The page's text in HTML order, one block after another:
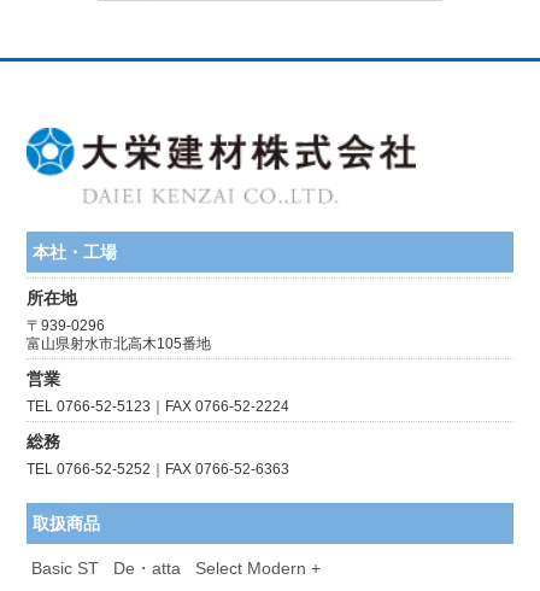
本社・工場
所在地
〒939-0296
富山県射水市北高木105番地
営業
TEL 0766-52-5123｜FAX 0766-52-2224
総務
TEL 0766-52-5252｜FAX 0766-52-6363
取扱商品
Basic ST De・atta
Select Modern +